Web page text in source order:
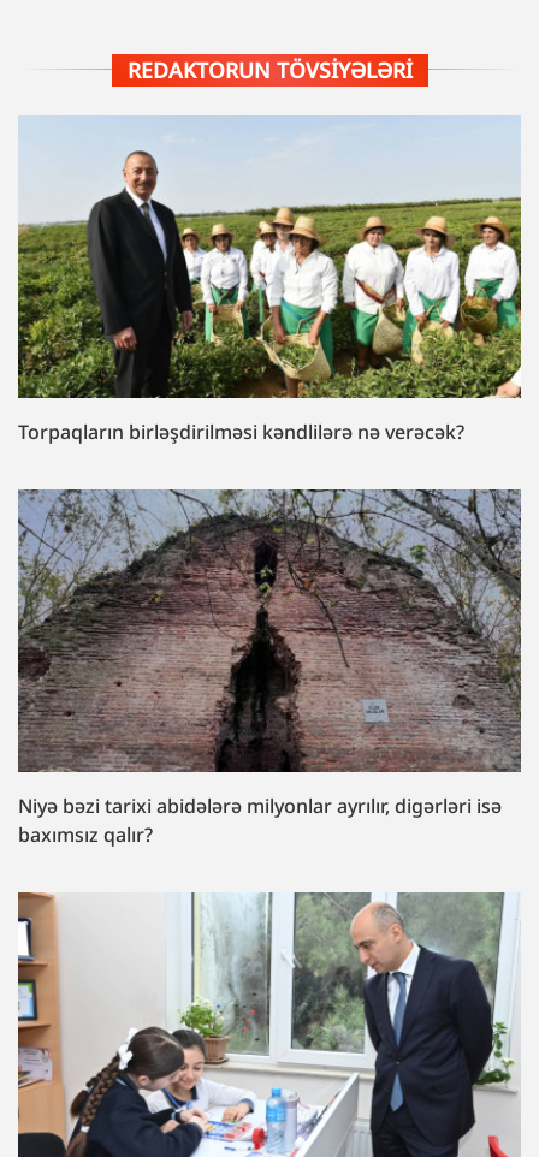
REDAKTORUN TÖVSIYƏLƏRI
Torpaqların birləşdirilməsi kəndlilərə nə verəcək?
Niyə bəzi tarixi abidələrə milyonlar ayrılır, digərləri isə
baxımsız qalır?